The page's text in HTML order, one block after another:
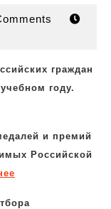
граждан
году.
и премий
Российской